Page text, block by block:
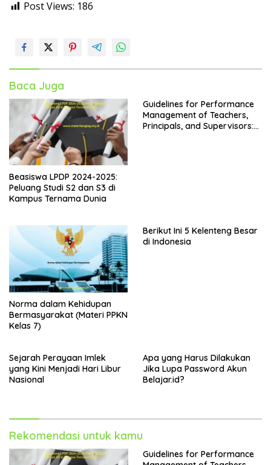
Post Views: 186
Baca Juga
Beasiswa LPDP 2024-2025:
Peluang Studi S2 dan S3 di
Kampus Ternama Dunia
Guidelines for Performance
Management of Teachers,
Principals, and Supervisors:
Norma dalam Kehidupan
Bermasyarakat (Materi PPKN
Kelas 7)
Berikut Ini 5 Kelenteng Besar
di Indonesia
Sejarah Perayaan Imlek
yang Kini Menjadi Hari Libur
Nasional
Apa yang Harus Dilakukan
Jika Lupa Password Akun
Belajar.id?
Rekomendasi untuk kamu
Guidelines for Performance